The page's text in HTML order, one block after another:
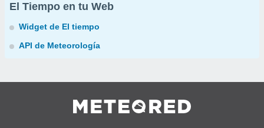
El Tiempo en tu Web
Widget de El tiempo
API de Meteorología